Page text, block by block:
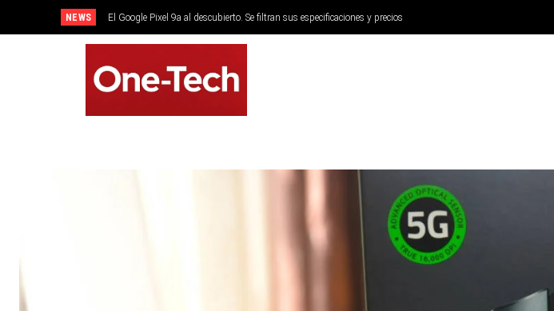
NEWS El Google Pixel 9a al descubierto. Se filtran sus especificaciones y precios